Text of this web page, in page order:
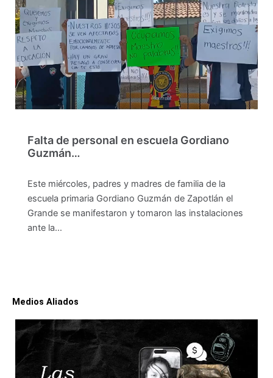
Falta de personal en escuela Gordiano
Guzmán…
Este miércoles, padres y madres de familia de la
escuela primaria Gordiano Guzmán de Zapotlán el
Grande se manifestaron y tomaron las instalaciones
ante la…
Medios Aliados